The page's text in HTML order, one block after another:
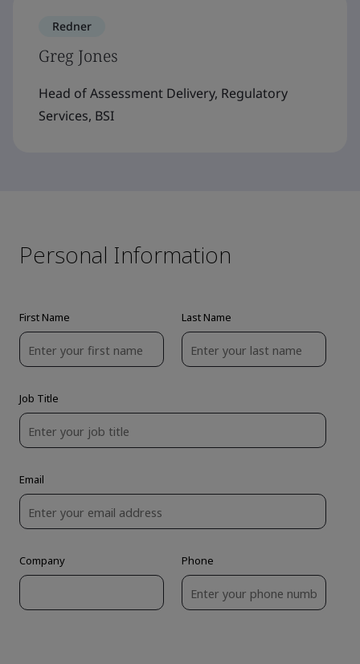
Redner
Greg Jones
Head of Assessment Delivery, Regulatory
Services, BSI